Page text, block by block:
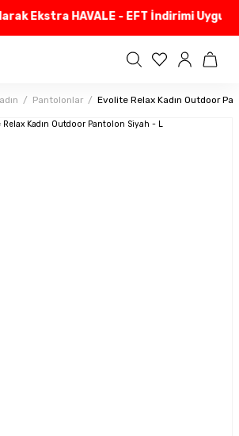
Ekstra HAVALE - EFT İndirimi
Pantolonlar Evolite Relax Kadın Outdoor